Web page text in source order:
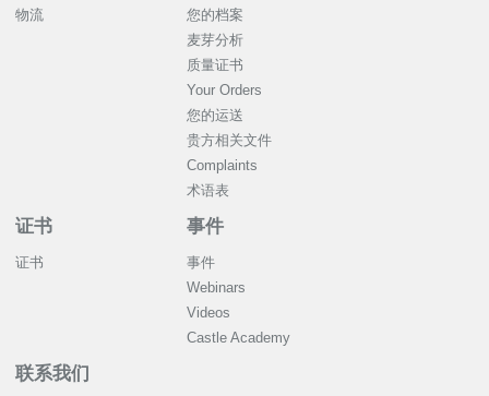
物流
您的档案
麦芽分析
质量证书
Your Orders
您的运送
贵方相关文件
Complaints
术语表
证书
证书
事件
事件
Webinars
Videos
Castle Academy
联系我们